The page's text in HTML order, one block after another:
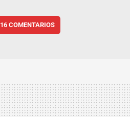
16 COMENTARIOS